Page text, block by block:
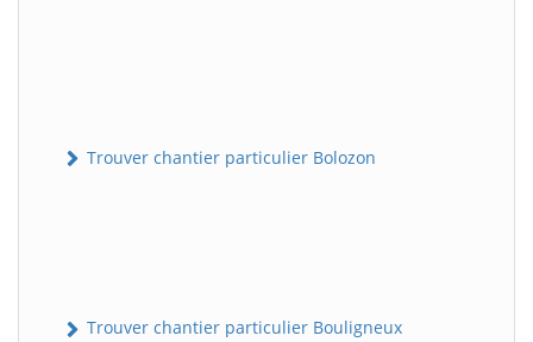
Trouver chantier particulier Bolozon
Trouver chantier particulier Bouligneux